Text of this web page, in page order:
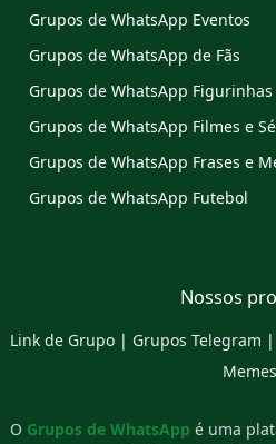
Grupos de WhatsApp Eventos
Grupos de WhatsApp de Fãs
Grupos de WhatsApp Figurinhas
Grupos de WhatsApp Filmes e
Grupos de WhatsApp Frases e
Grupos de WhatsApp Futebol
Nossos
Link de Grupo | Grupos Telegram |
Memes
O Grupos de WhatsApp é uma